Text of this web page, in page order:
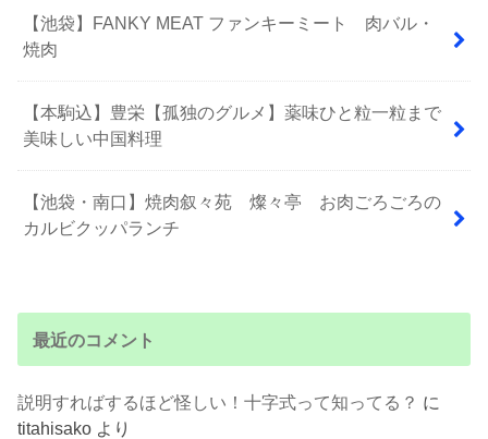
【池袋】FANKY MEAT ファンキーミート 肉バル・
焼肉
【本駒込】豊栄【孤独のグルメ】薬味ひと粒一粒まで
美味しい中国料理
【池袋・南口】焼肉叙々苑 燦々亭 お肉ごろごろの
カルビクッパランチ
最近のコメント
説明すればするほど怪しい！十字式って知ってる？ に
titahisako より